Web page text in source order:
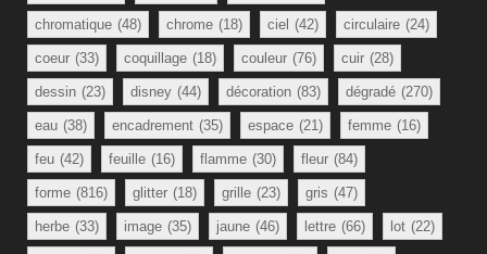
chromatique (48) chrome (18) ciel (42) circulaire (24)
coeur (33) coquillage (18) couleur (76) cuir (28)
dessin (23) disney (44) décoration (83) dégradé (270)
eau (38) encadrement (35) espace (21) femme (16)
feu (42) feuille (16) flamme (30) fleur (84)
forme (816) glitter (18) grille (23) gris (47)
herbe (33) image (35) jaune (46) lettre (66) lot (22)